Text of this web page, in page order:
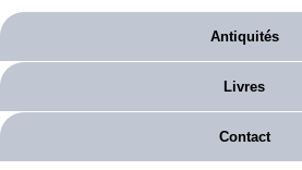
Antiquités
Livres
Contact